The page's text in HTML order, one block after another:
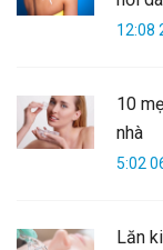
12:08
10
nhà
5:02
Lăn